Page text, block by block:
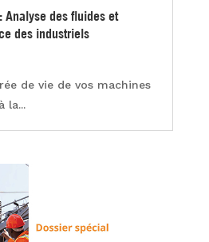
: Analyse des fluides et
des industriels
de vie de vos machines
la...